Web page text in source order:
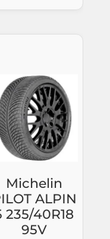
lei.
Michelin
ALPIN
235/40R18
95V